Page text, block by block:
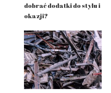
dobrać dodatki do stylu i
okazji?